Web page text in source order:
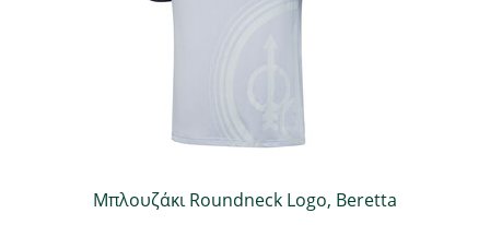
Μπλουζάκι Roundneck Logo, Beretta